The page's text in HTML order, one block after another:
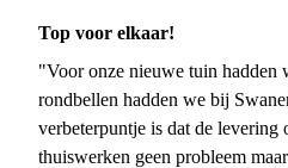
Top voor elkaar!
"Voor onze nieuwe tuin hadden
rondbellen hadden we bij
verbeterpuntje is dat de
thuiswerken geen probleem